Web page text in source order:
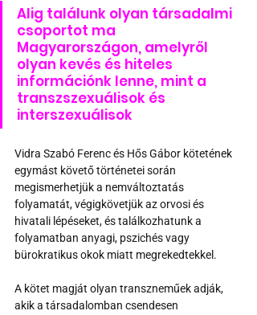
Alig találunk olyan társadalmi
csoportot ma
Magyarországon, amelyről
olyan kevés és hiteles
információnk lenne, mint a
transzszexuálisok és
interszexuálisok
Vidra Szabó Ferenc és Hős Gábor kötetének
egymást követő történetei során
megismerhetjük a nemváltoztatás
folyamatát, végigkövetjük az orvosi és
hivatali lépéseket, és találkozhatunk a
folyamatban anyagi, pszichés vagy
bürokratikus okok miatt megrekedtekkel.
A kötet magját olyan transzneműek adják,
akik a társadalomban csendesen